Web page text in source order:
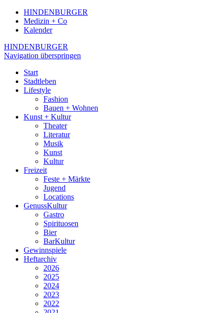
HINDENBURGER
Medizin + Co
Kalender
HINDENBURGER
Navigation überspringen
Start
Stadtleben
Lifestyle
Fashion
Bauen + Wohnen
Kunst + Kultur
Theater
Literatur
Musik
Kunst
Kultur
Freizeit
Feste + Märkte
Jugend
Locations
GenussKultur
Gastro
Spirituosen
Bier
BarKultur
Gewinnspiele
Heftarchiv
2026
2025
2024
2023
2022